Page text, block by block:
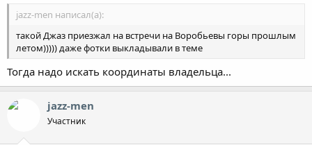
jazz-men написал(а):
такой Джаз приезжал на встречи на Воробьевы горы прошлым
летом))))) даже фотки выкладывали в теме
Тогда надо искать координаты владельца...
jazz-men
Участник